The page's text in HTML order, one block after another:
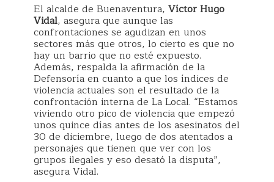
El alcalde de Buenaventura, Víctor Hugo
Vidal, asegura que aunque las
confrontaciones se agudizan en unos
sectores más que otros, lo cierto es que no
hay un barrio que no esté expuesto.
Además, respalda la afirmación de la
Defensoría en cuanto a que los índices de
violencia actuales son el resultado de la
confrontación interna de La Local. “Estamos
viviendo otro pico de violencia que empezó
unos quince días antes de los asesinatos del
30 de diciembre, luego de dos atentados a
personajes que tienen que ver con los
grupos ilegales y eso desató la disputa”,
asegura Vidal.